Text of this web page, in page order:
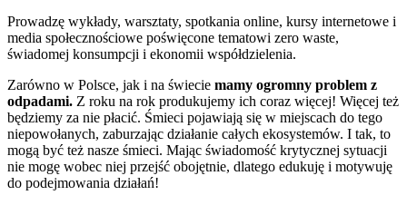
Prowadzę wykłady, warsztaty, spotkania online, kursy internetowe i
media społecznościowe poświęcone tematowi zero waste,
świadomej konsumpcji i ekonomii współdzielenia.
Zarówno w Polsce, jak i na świecie mamy ogromny problem z
odpadami. Z roku na rok produkujemy ich coraz więcej! Więcej też
będziemy za nie płacić. Śmieci pojawiają się w miejscach do tego
niepowołanych, zaburzając działanie całych ekosystemów. I tak, to
mogą być też nasze śmieci. Mając świadomość krytycznej sytuacji
nie mogę wobec niej przejść obojętnie, dlatego edukuję i motywuję
do podejmowania działań!